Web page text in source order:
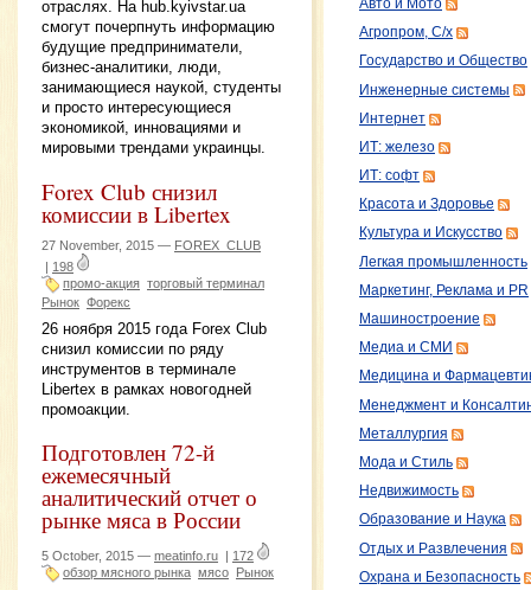
отраслях. На hub.kyivstar.ua
смогут почерпнуть информацию
будущие предприниматели,
бизнес-аналитики, люди,
занимающиеся наукой, студенты
и просто интересующиеся
экономикой, инновациями и
мировыми трендами украинцы.
Forex Club снизил
комиссии в Libertex
27 November, 2015 — FOREX_CLUB
| 198
промо-акция торговый терминал
Рынок Форекс
26 ноября 2015 года Forex Club
снизил комиссии по ряду
инструментов в терминале
Libertex в рамках новогодней
промоакции.
Подготовлен 72-й
ежемесячный
аналитический отчет о
рынке мяса в России
5 October, 2015 — meatinfo.ru
172
обзор мясного рынка мясо Рынок
Авто и Мото
Агропром, С/х
Государство и Общество
Инженерные системы
Интернет
ИТ: железо
ИТ: софт
Красота и Здоровье
Культура и Искусство
Легкая промышленность
Маркетинг, Реклама и PR
Машиностроение
Медиа и СМИ
Медицина и
Менеджмент и
Металлургия
Мода и Стиль
Недвижимость
Образование и Наука
Отдых и Развлечения
Охрана и Безопасность